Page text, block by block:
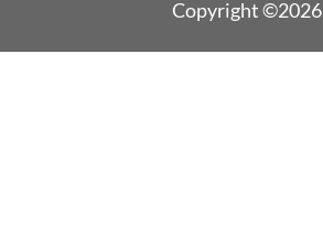
Copyright ©2026